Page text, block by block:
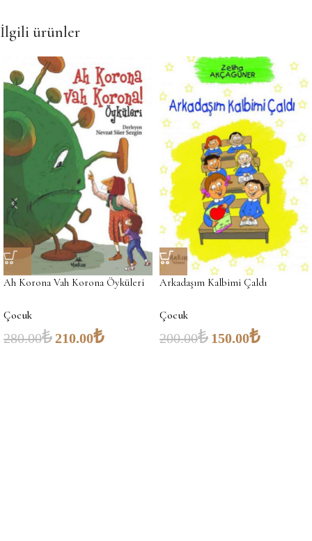
İlgili ürünler
Ah Korona Vah Korona Öyküleri
Çocuk
280.00₺210.00₺
Arkadaşım Kalbimi Çaldı
Çocuk
200.00₺ 150.00₺